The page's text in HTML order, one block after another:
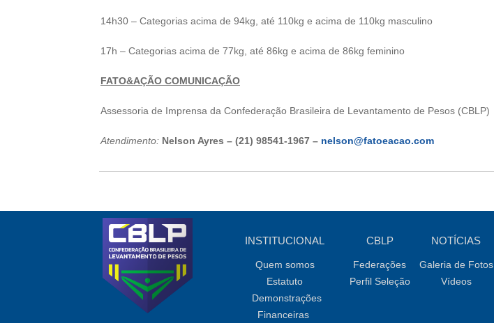
14h30 – Categorias acima de 94kg, até 110kg e acima de 110kg masculino
17h – Categorias acima de 77kg, até 86kg e acima de 86kg feminino
FATO&AÇÃO COMUNICAÇÃO
Assessoria de Imprensa da Confederação Brasileira de Levantamento de Pesos (CBLP)
Atendimento: Nelson Ayres – (21) 98541-1967 – nelson@fatoeacao.com
INSTITUCIONAL
Quem somos
Estatuto
Demonstrações
Financeiras
CBLP
Federações
Perfil Seleção
NOTÍCIAS
Galeria de Fotos
Vídeos